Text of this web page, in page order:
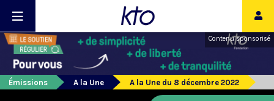
Contenu sponsorisé
Émissions A la Une A la Une du 8 décembre 2022